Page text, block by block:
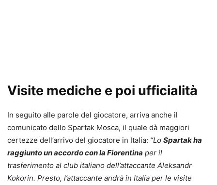
Visite mediche e poi ufficialità
In seguito alle parole del giocatore, arriva anche il
comunicato dello Spartak Mosca, il quale dà maggiori
certezze dell’arrivo del giocatore in Italia: “Lo Spartak ha
raggiunto un accordo con la Fiorentina per il
trasferimento al club italiano dell’attaccante Aleksandr
Kokorin. Presto, l’attaccante andrà in Italia per le visite